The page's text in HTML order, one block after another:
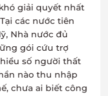
giải quyết nhất
các nước tiên
Nhà nước đủ
gói cứu trợ
số người thất
nào thu nhập
chưa ai biết công